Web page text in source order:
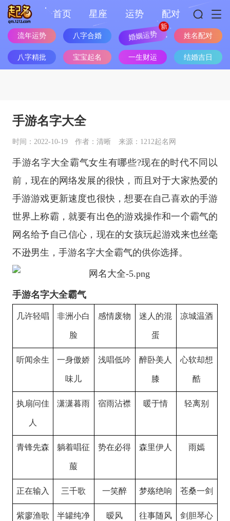
首页 星座 运势 配对
流年运势 八字合婚 婚姻运势 姓名配对
八字精批 宝宝起名 一生财运 结婚吉日
手游名字大全
时间：2022-10-19 作者：清晰 来源：1212起名网
手游名字大全霸气女生有哪些?现在的时代不同以
前，现在的网络发展的很快，而且对于大家热爱的
手游游戏更新速度也很快，想要在自己喜欢的手游
世界上称霸，就要有出色的游戏操作和一个霸气的
网名给予自己信心，现在的女孩玩起游戏来也丝毫
不逊男生，手游名字大全霸气的供你选择。
手游名字大全霸气
几许轻唱 非洲小白
脸
感情废物 迷人的混
蛋
凉城温酒
听闻余生 一身傲娇
味儿
浅唱低吟 醉卧美人
膝
心软却想
酷
执扇问佳
人
潇潇暮雨 宿雨沾襟 暖于情 轻离别
青锋先森 躺着唱征
菔
势在必得 森里伊人 雨嫣
正在输入 三千歌 一笑醉 梦殇绝响 苍桑一剑
紫廖渔歌 半罐纯净 暧风 往事随风 剑胆琴心